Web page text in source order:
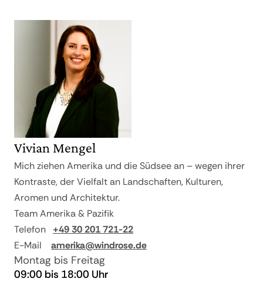
Silvesterparty im Copacabana Palace
Hotel
Informationsmaterial
Ozean sorgt für ein tropisches Klima.
Durch die hohen Wassertemperaturen
des Atlantischen Ozeans herrscht in Rio
de Janeiro ganzjährig eine hohe
Luftfeuchtigkeit von 75 bis 90 Prozent.
Die Temperaturdifferenzen zwischen
Sommer und Winter sind hingegen
gering.
Abweichend von den angegebenen
Entschädigungssätzen sind die Kosten
für bereits in Auftrag gegebene Visa,
Opern- und Konzertkarten,
Eintrittskarten und Gorilla Permits nicht
erstattungsfähig.
Vivian Mengel
Mich ziehen Amerika und die Südsee an – wegen ihrer
Kontraste, der Vielfalt an Landschaften, Kulturen,
Aromen und Architektur.
Team Amerika & Pazifik
Telefon
+49 30 201 721-22
E-Mail
amerika@windrose.de
Montag bis Freitag
09:00 bis 18:00 Uhr